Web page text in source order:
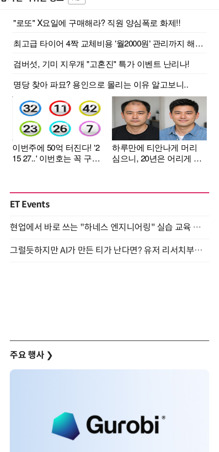
ET Events
현업에서 바로 쓰는 "하네스 엔지니어링" 실습 교육 워크숍 8월 20일 개최
그럴듯하지만 AI가 만든 티가 난다면? 유저 리서치부터 배포까지! (9/15)
주요 행사 ❯